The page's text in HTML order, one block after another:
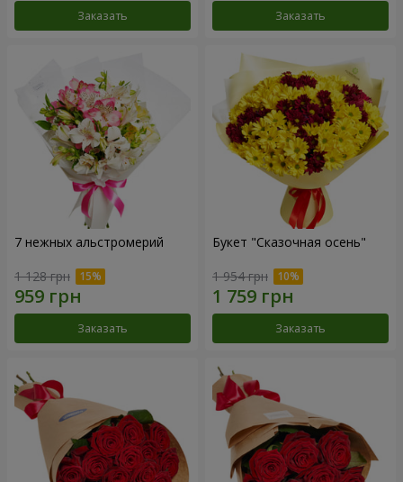
Заказать Заказать
7 нежных альстромерий
1 128 грн
Заказать
Букет "Сказочная осень"
1 954 грн
Заказать